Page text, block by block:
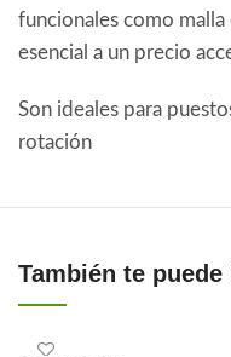
funcionales como
esencial a un precio
Son ideales para
rotación
También te